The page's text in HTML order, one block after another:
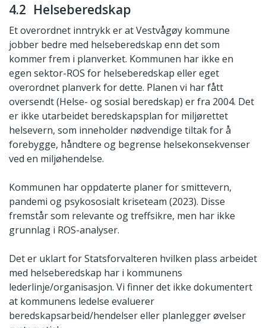
4.2 Helseberedskap
Et overordnet inntrykk er at Vestvågøy kommune
jobber bedre med helseberedskap enn det som
kommer frem i planverket. Kommunen har ikke en
egen sektor-ROS for helseberedskap eller eget
overordnet planverk for dette. Planen vi har fått
oversendt (Helse- og sosial beredskap) er fra 2004. Det
er ikke utarbeidet beredskapsplan for miljørettet
helsevern, som inneholder nødvendige tiltak for å
forebygge, håndtere og begrense helsekonsekvenser
ved en miljøhendelse.
Kommunen har oppdaterte planer for smittevern,
pandemi og psykososialt kriseteam (2023). Disse
fremstår som relevante og treffsikre, men har ikke
grunnlag i ROS-analyser.
Det er uklart for Statsforvalteren hvilken plass arbeidet
med helseberedskap har i kommunens
lederlinje/organisasjon. Vi finner det ikke dokumentert
at kommunens ledelse evaluerer
beredskapsarbeid/hendelser eller planlegger øvelser